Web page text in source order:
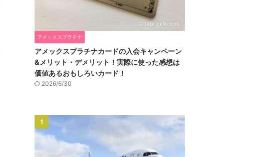
アメックスプラチナ
アメックスプラチナカードの入会キャンペーン
&メリット・デメリット！実際に使った感想は
価値あるおもしろいカード！
2026/6/30
1